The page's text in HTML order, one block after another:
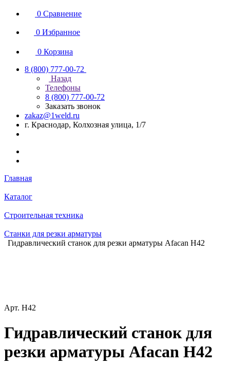
0 Сравнение
0 Избранное
0 Корзина
8 (800) 777-00-72
Назад
Телефоны
8 (800) 777-00-72
Заказать звонок
zakaz@1weld.ru
г. Краснодар, Колхозная улица, 1/7
Главная
Каталог
Строительная техника
Станки для резки арматуры
Гидравлический станок для резки арматуры Afacan H42
Арт. H42
Гидравлический станок для
резки арматуры Afacan H42